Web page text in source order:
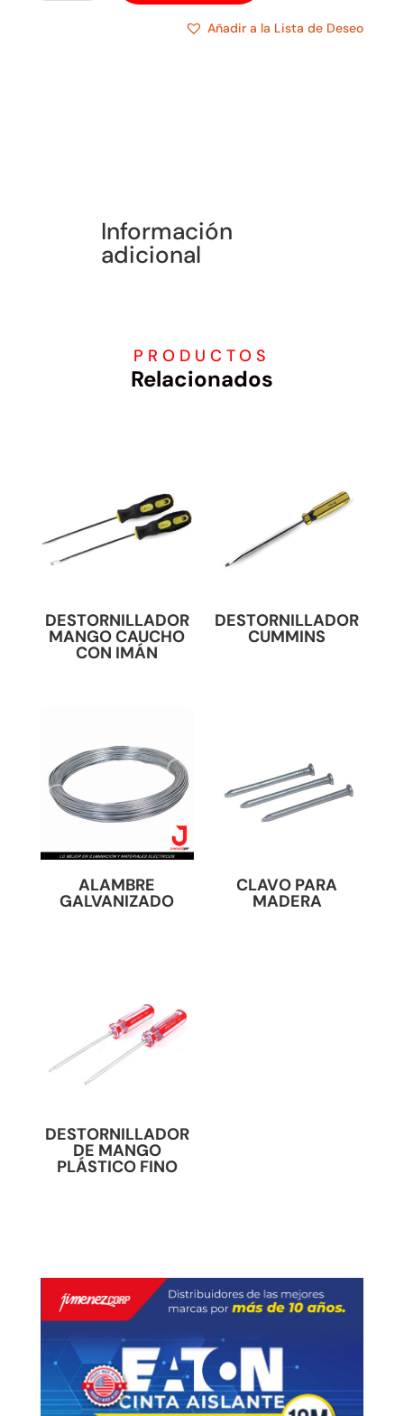
Añadir a la Lista de Deseo
Información
adicional
PRODUCTOS
Relacionados
DESTORNILLADOR
MANGO CAUCHO
CON IMÁN
DESTORNILLADOR
CUMMINS
ALAMBRE
GALVANIZADO
CLAVO PARA
MADERA
DESTORNILLADOR
DE MANGO
PLÁSTICO FINO